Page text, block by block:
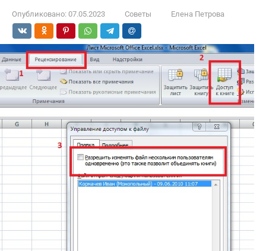
Опубликовано: 07.05.2023 Советы Елена Петрова